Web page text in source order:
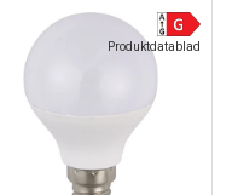
Produktdatablad